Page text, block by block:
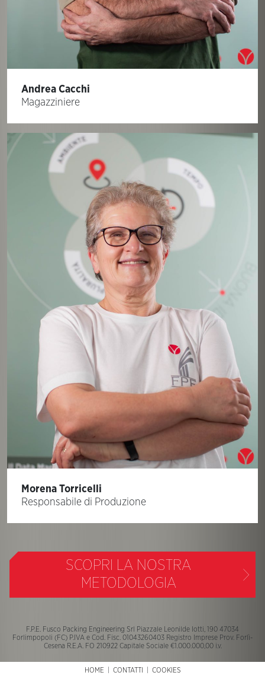
Andrea Cacchi
Magazziniere
Morena Torricelli
Responsabile di Produzione
SCOPRI LA NOSTRA
METODOLOGIA
F.P.E. Fusco Packing Engineering Srl Piazzale Leonilde Iotti, 190 47034
Forlimpopoli (FC) P.IVA e Cod. Fisc. 01043260403 Registro Imprese Prov. Forlì-
Cesena R.E.A. FO 210922 Capitale Sociale €1.000.000,00 i.v.
HOME CONTATTI COOKIES